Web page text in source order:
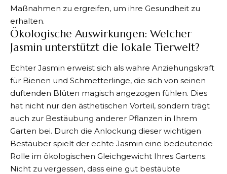
Maßnahmen zu ergreifen, um ihre Gesundheit zu
erhalten.
Ökologische Auswirkungen: Welcher
Jasmin unterstützt die lokale Tierwelt?
Echter Jasmin erweist sich als wahre Anziehungskraft
für Bienen und Schmetterlinge, die sich von seinen
duftenden Blüten magisch angezogen fühlen. Dies
hat nicht nur den ästhetischen Vorteil, sondern trägt
auch zur Bestäubung anderer Pflanzen in Ihrem
Garten bei. Durch die Anlockung dieser wichtigen
Bestäuber spielt der echte Jasmin eine bedeutende
Rolle im ökologischen Gleichgewicht Ihres Gartens.
Nicht zu vergessen, dass eine gut bestäubte